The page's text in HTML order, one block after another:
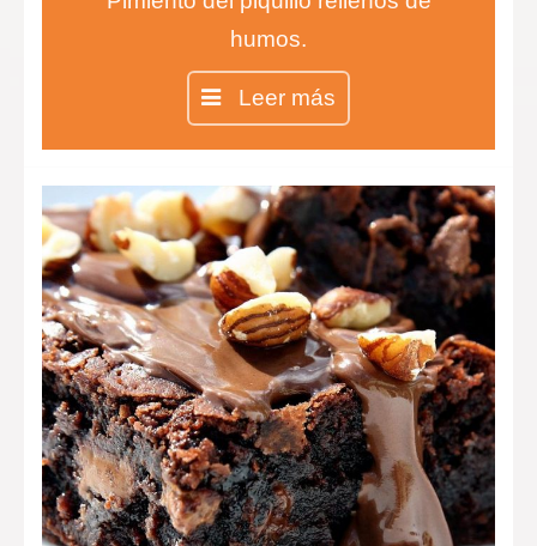
humos.
Crujiente de Kikos.
Langostinos empanados con maíz y
salsa de romesco.
Saquitos de tomate chery mozarela
y pesto.
Cestitas de berenjena.
Esferas de queso de cabra y fresa
con membrana de Módena.
Chip de patatas y chorizo.
Tarta de salmón y mango.
Quique de setas
Leer más